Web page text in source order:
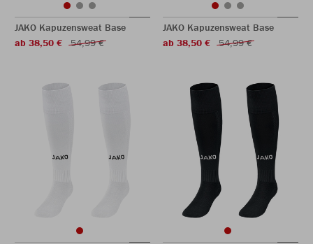
JAKO Kapuzensweat Base
ab 38,50 €
54,99 €
JAKO Kapuzensweat Base
ab 38,50 €
54,99 €